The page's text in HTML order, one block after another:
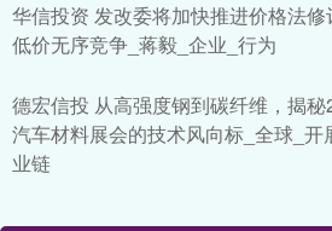
华信投资 发改委将加快推进价格法
低价无序竞争_蒋毅_企业_行为
德宏信投 从高强度钢到碳纤维，揭秘
汽车材料展会的技术风向标_全球_开
业链